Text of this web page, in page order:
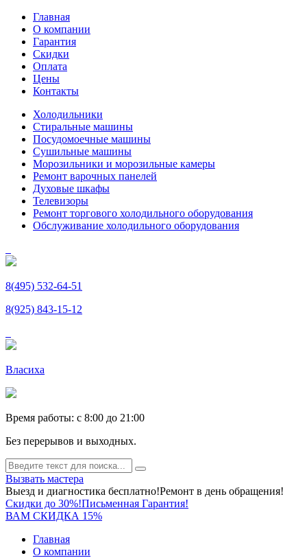
Главная
О компании
Гарантия
Скидки
Оплата
Цены
Контакты
Холодильники
Стиральные машины
Посудомоечные машины
Сушильные машины
Морозильники и морозильные камеры
Ремонт варочных панелей
Духовые шкафы
Телевизоры
Ремонт торгового холодильного оборудования
Обслуживание холодильного оборудования
8(495) 532-64-51
8(925) 843-15-12
Власиха
Время работы: c 8:00 до 21:00
Без перерывов и выходных.
Вызвать мастера
Выезд и диагностика бесплатно!Ремонт в день обращения!
Скидки до 30%!Письменная Гарантия!
ВАМ СКИДКА 15%
Главная
О компании